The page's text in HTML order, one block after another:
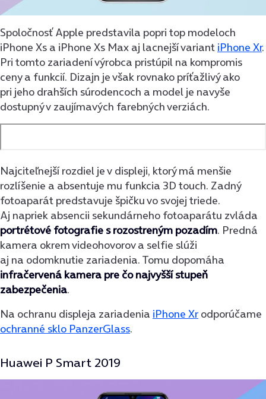
Spoločnosť Apple predstavila popri top modeloch
iPhone Xs a iPhone Xs Max aj lacnejší variant iPhone Xr.
Pri tomto zariadení výrobca pristúpil na kompromis
ceny a funkcií. Dizajn je však rovnako príťažlivý ako
pri jeho drahších súrodencoch a model je navyše
dostupný v zaujímavých farebných verziách.
Najciteľnejší rozdiel je v displeji, ktorý má menšie
rozlíšenie a absentuje mu funkcia 3D touch. Zadný
fotoaparát predstavuje špičku vo svojej triede.
Aj napriek absencii sekundárneho fotoaparátu zvláda
portrétové fotografie s rozostreným pozadím. Predná
kamera okrem videohovorov a selfie slúži
aj na odomknutie zariadenia. Tomu dopomáha
infračervená kamera pre čo najvyšší stupeň
zabezpečenia.
Na ochranu displeja zariadenia iPhone Xrodporúčame
ochranné sklo PanzerGlass.
Huawei P Smart 2019